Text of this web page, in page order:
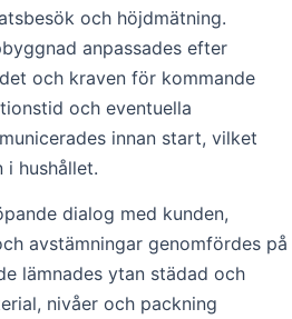
och höjdmätning.
anpassades efter
och kraven för kommande
och eventuella
innan start, vilket
i hushållet.
dialog med kunden,
avstämningar genomfördes på
lämnades ytan städad och
nivåer och packning